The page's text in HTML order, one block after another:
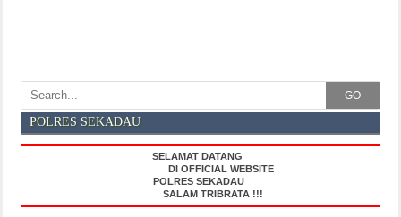
GO
POLRES SEKADAU
SELAMAT DATANG
DI OFFICIAL WEBSITE
POLRES SEKADAU
SALAM TRIBRATA !!!